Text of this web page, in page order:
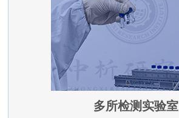
多所检测实验室